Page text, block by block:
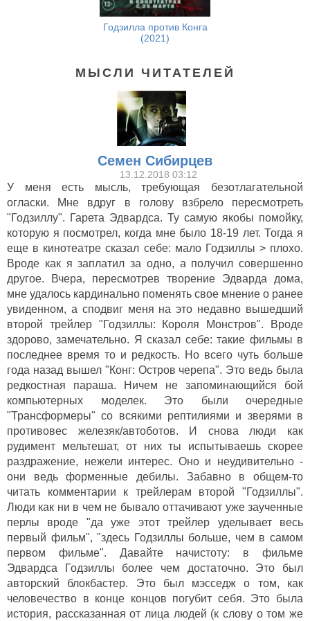
Годзилла против Конга
(2021)
МЫСЛИ ЧИТАТЕЛЕЙ
Семен Сибирцев
13.12.2018 03:12
У меня есть мысль, требующая безотлагательной
огласки. Мне вдруг в голову взбрело пересмотреть
"Годзиллу". Гарета Эдвардса. Ту самую якобы помойку,
которую я посмотрел, когда мне было 18-19 лет. Тогда я
еще в кинотеатре сказал себе: мало Годзиллы > плохо.
Вроде как я заплатил за одно, а получил совершенно
другое. Вчера, пересмотрев творение Эдварда дома,
мне удалось кардинально поменять свое мнение о ранее
увиденном, а сподвиг меня на это недавно вышедший
второй трейлер "Годзиллы: Короля Монстров". Вроде
здорово, замечательно. Я сказал себе: такие фильмы в
последнее время то и редкость. Но всего чуть больше
года назад вышел "Конг: Остров черепа". Это ведь была
редкостная параша. Ничем не запоминающийся бой
компьютерных моделек. Это были очередные
"Трансформеры" со всякими рептилиями и зверями в
противовес железяк/автоботов. И снова люди как
рудимент мельтешат, от них ты испытываешь скорее
раздражение, нежели интерес. Оно и неудивительно -
они ведь форменные дебилы. Забавно в общем-то
читать комментарии к трейлерам второй "Годзиллы".
Люди как ни в чем не бывало оттачивают уже заученные
перлы вроде "да уже этот трейлер уделывает весь
первый фильм", "здесь Годзиллы больше, чем в самом
первом фильме". Давайте начистоту: в фильме
Эдвардса Годзиллы более чем достаточно. Это был
авторский блокбастер. Это был мэсседж о том, как
человечество в конце концов погубит себя. Это была
история, рассказанная от лица людей (к слову о том же